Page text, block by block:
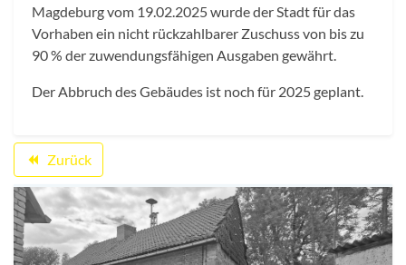
Magdeburg vom 19.02.2025 wurde der Stadt für das
Vorhaben ein nicht rückzahlbarer Zuschuss von bis zu
90 % der zuwendungsfähigen Ausgaben gewährt.
Der Abbruch des Gebäudes ist noch für 2025 geplant.
backward Zurück